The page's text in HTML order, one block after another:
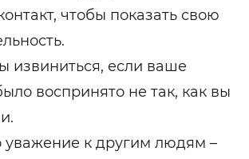
чтобы показать свою
извиниться, если ваше
воспринято не так, как вы
уважение к другим людям –